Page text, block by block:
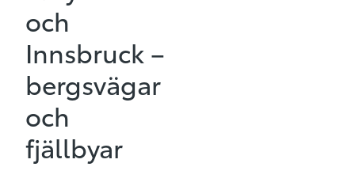
och
Innsbruck –
bergsvägar
och
fjällbyar